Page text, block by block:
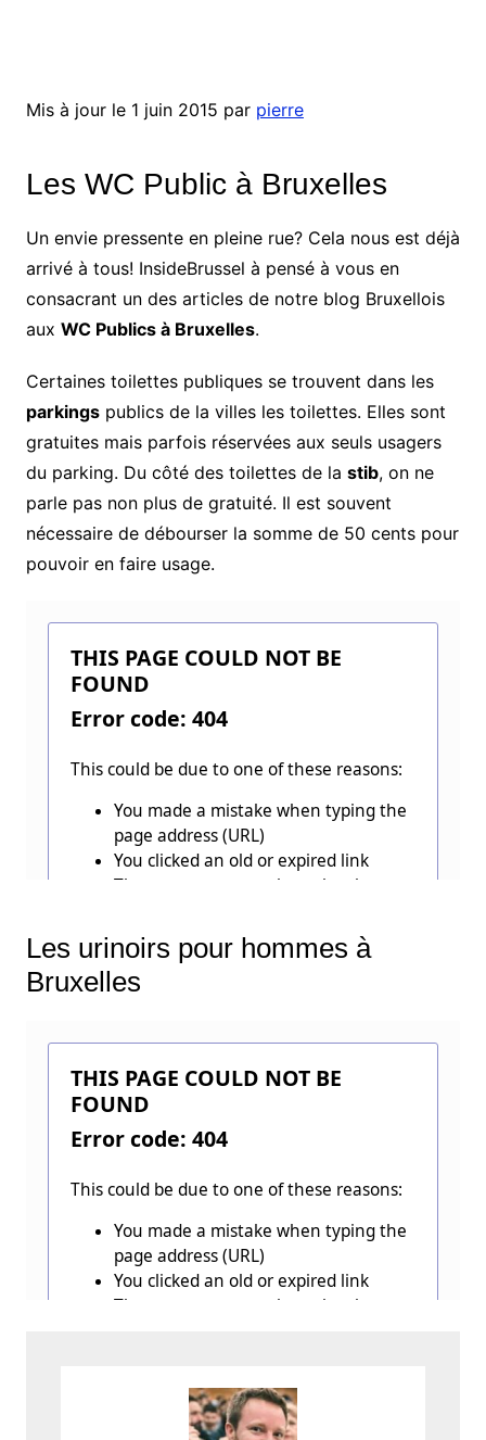
Mis à jour le 1 juin 2015 par pierre
Les WC Public à Bruxelles
Un envie pressente en pleine rue? Cela nous est déjà
arrivé à tous! InsideBrussel à pensé à vous en
consacrant un des articles de notre blog Bruxellois
aux WC Publics à Bruxelles.
Certaines toilettes publiques se trouvent dans les
parkingspublics de la villes les toilettes. Elles sont
gratuites mais parfois réservées aux seuls usagers
du parking. Du côté des toilettes de la stib, on ne
parle pas non plus de gratuité. Il est souvent
nécessaire de débourser la somme de 50 cents pour
pouvoir en faire usage.
Les urinoirs pour hommes à
Bruxelles